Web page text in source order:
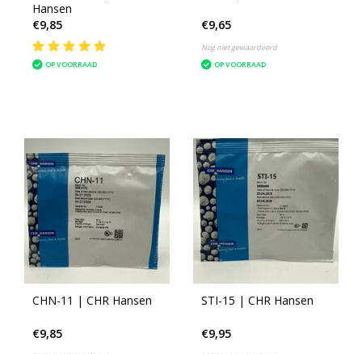
Hansen
€9,85
OP VOORRAAD
€9,65
Nog niet gewaardeerd
OP VOORRAAD
CHN-11 | CHR Hansen
€9,85
STI-15 | CHR Hansen
€9,95